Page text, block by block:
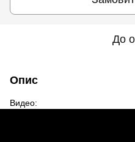
До
Опис
Видео: